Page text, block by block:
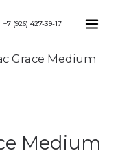
+7 (926) 427-39-17
Grace Medium
Medium